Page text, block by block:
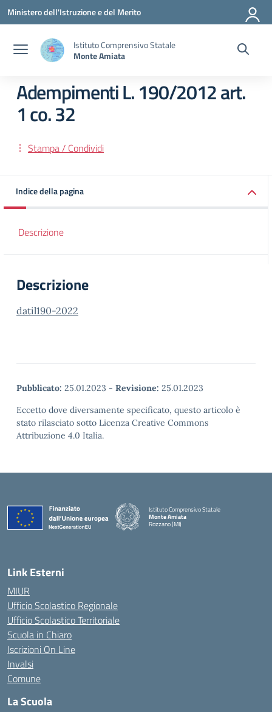
Vai ai contenuti
Vai al menu di navigazione
Vai al footer
Ministero dell'Istruzione e del Merito
Istituto Comprensivo Statale
Monte Amiata
Adempimenti L. 190/2012 art.
1 co. 32
Stampa / Condividi
Indice della pagina
Descrizione
Descrizione
datil190-2022
Pubblicato: 25.01.2023 - Revisione: 25.01.2023
Eccetto dove diversamente specificato, questo articolo è
stato rilasciato sotto Licenza Creative Commons
Attribuzione 4.0 Italia.
Istituto Comprensivo Statale
Monte Amiata
Rozzano (MI)
Link Esterni
MIUR
Ufficio Scolastico Regionale
Ufficio Scolastico Territoriale
Scuola in Chiaro
Iscrizioni On Line
Invalsi
Comune
La Scuola